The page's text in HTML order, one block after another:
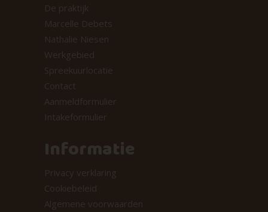
De praktijk
Marcelle Debets
Nathalie Niesen
Werkgebied
Spreekuurlocatie
Contact
Aanmeldformulier
Intakeformulier
Informatie
Privacy verklaring
Cookiebeleid
Algemene voorwaarden